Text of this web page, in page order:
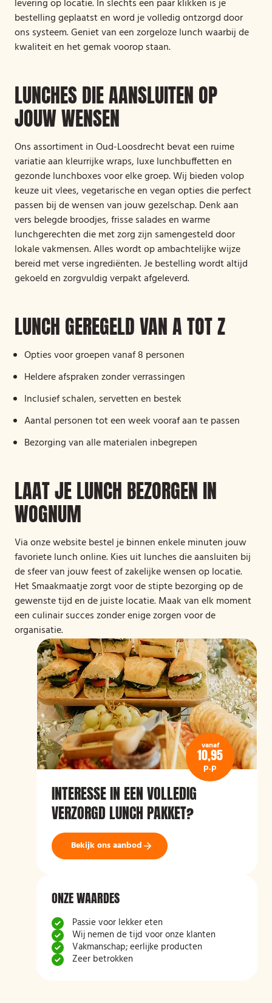
levering op locatie. In slechts een paar klikken is je
bestelling geplaatst en word je volledig ontzorgd door
ons systeem. Geniet van een zorgeloze lunch waarbij de
kwaliteit en het gemak voorop staan.
LUNCHES DIE AANSLUITEN OP
JOUW WENSEN
Ons assortiment in Oud-Loosdrecht bevat een ruime
variatie aan kleurrijke wraps, luxe lunchbuffetten en
gezonde lunchboxes voor elke groep. Wij bieden volop
keuze uit vlees, vegetarische en vegan opties die perfect
passen bij de wensen van jouw gezelschap. Denk aan
vers belegde broodjes, frisse salades en warme
lunchgerechten die met zorg zijn samengesteld door
lokale vakmensen. Alles wordt op ambachtelijke wijze
bereid met verse ingrediënten. Je bestelling wordt altijd
gekoeld en zorgvuldig verpakt afgeleverd.
LUNCH GEREGELD VAN A TOT Z
Opties voor groepen vanaf 8 personen
Heldere afspraken zonder verrassingen
Inclusief schalen, servetten en bestek
Aantal personen tot een week vooraf aan te passen
Bezorging van alle materialen inbegrepen
LAAT JE LUNCH BEZORGEN IN
WOGNUM
Via onze website bestel je binnen enkele minuten jouw
favoriete lunch online. Kies uit lunches die aansluiten bij
de sfeer van jouw feest of zakelijke wensen op locatie.
Het Smaakmaatje zorgt voor de stipte bezorging op de
gewenste tijd en de juiste locatie. Maak van elk moment
een culinair succes zonder enige zorgen voor de
organisatie.
vanaf
10,95
p.p
INTERESSE IN EEN VOLLEDIG
VERZORGD LUNCH PAKKET?
Bekijk ons aanbod
ONZE WAARDES
Passie voor lekker eten
Wij nemen de tijd voor onze klanten
Vakmanschap; eerlijke producten
Zeer betrokken